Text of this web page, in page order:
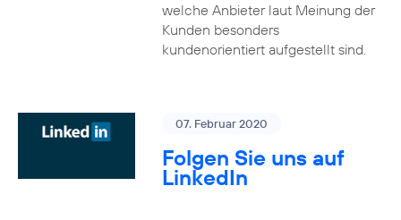
welche Anbieter laut Meinung der
Kunden besonders
kundenorientiert aufgestellt sind.
07. Februar 2020
Folgen Sie uns auf
LinkedIn